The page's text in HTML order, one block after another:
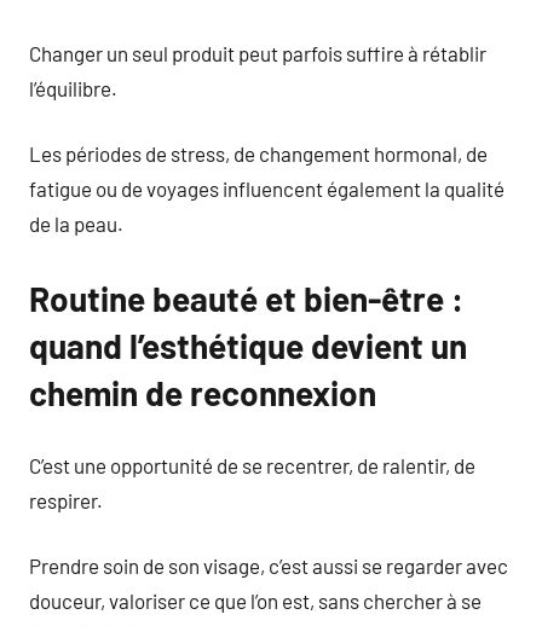
Changer un seul produit peut parfois suffire à rétablir
l’équilibre.
Les périodes de stress, de changement hormonal, de
fatigue ou de voyages influencent également la qualité
de la peau.
Routine beauté et bien-être :
quand l’esthétique devient un
chemin de reconnexion
C’est une opportunité de se recentrer, de ralentir, de
respirer.
Prendre soin de son visage, c’est aussi se regarder avec
douceur, valoriser ce que l’on est, sans chercher à se